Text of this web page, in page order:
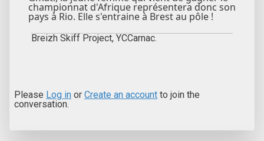
championnat d'Afrique représentera donc son
pays à Rio. Elle s'entraine à Brest au pôle !
Breizh Skiff Project, YCCarnac.
Please Log in or Create an account to join the
conversation.